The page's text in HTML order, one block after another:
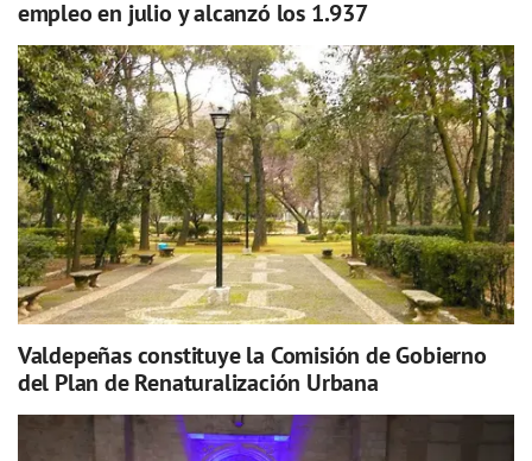
empleo en julio y alcanzó los 1.937
Valdepeñas constituye la Comisión de Gobierno
del Plan de Renaturalización Urbana